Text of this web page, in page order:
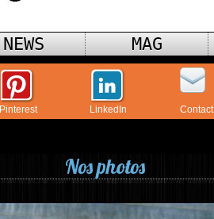
NEWS MAG
Pinterest LinkedIn Contact
Nos photos